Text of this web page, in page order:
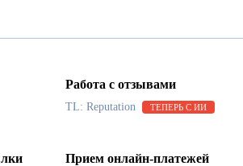
Работа с отзывами
TL: Reputation ТЕПЕРЬ С ИИ
Прием онлайн-платежей